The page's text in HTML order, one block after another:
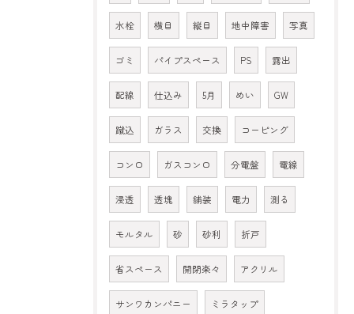
水栓 横目 縦目 地中障害 写真
ゴミ パイプスペース PS 露出
配線 仕込み 5月 めい GW
蹴込 ガラス 交換 コーピング
コンロ ガスコンロ 分電盤 電線
浸透 透塊 舗装 電力 測る
モルタル 砂 砂利 折戸
省スペース 開閉楽々 アクリル
サンワカンパニー ミラタップ